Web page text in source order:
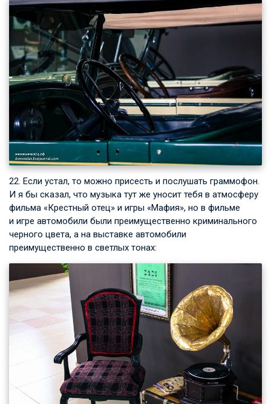
22. Если устал, то можно присесть и послушать граммофон.
И я бы сказал, что музыка тут же уносит тебя в атмосферу
фильма «Крестный отец» и игры «Мафия», но в фильме
и игре автомобили были преимущественно криминального
черного цвета, а на выставке автомобили
преимущественно в светлых тонах: